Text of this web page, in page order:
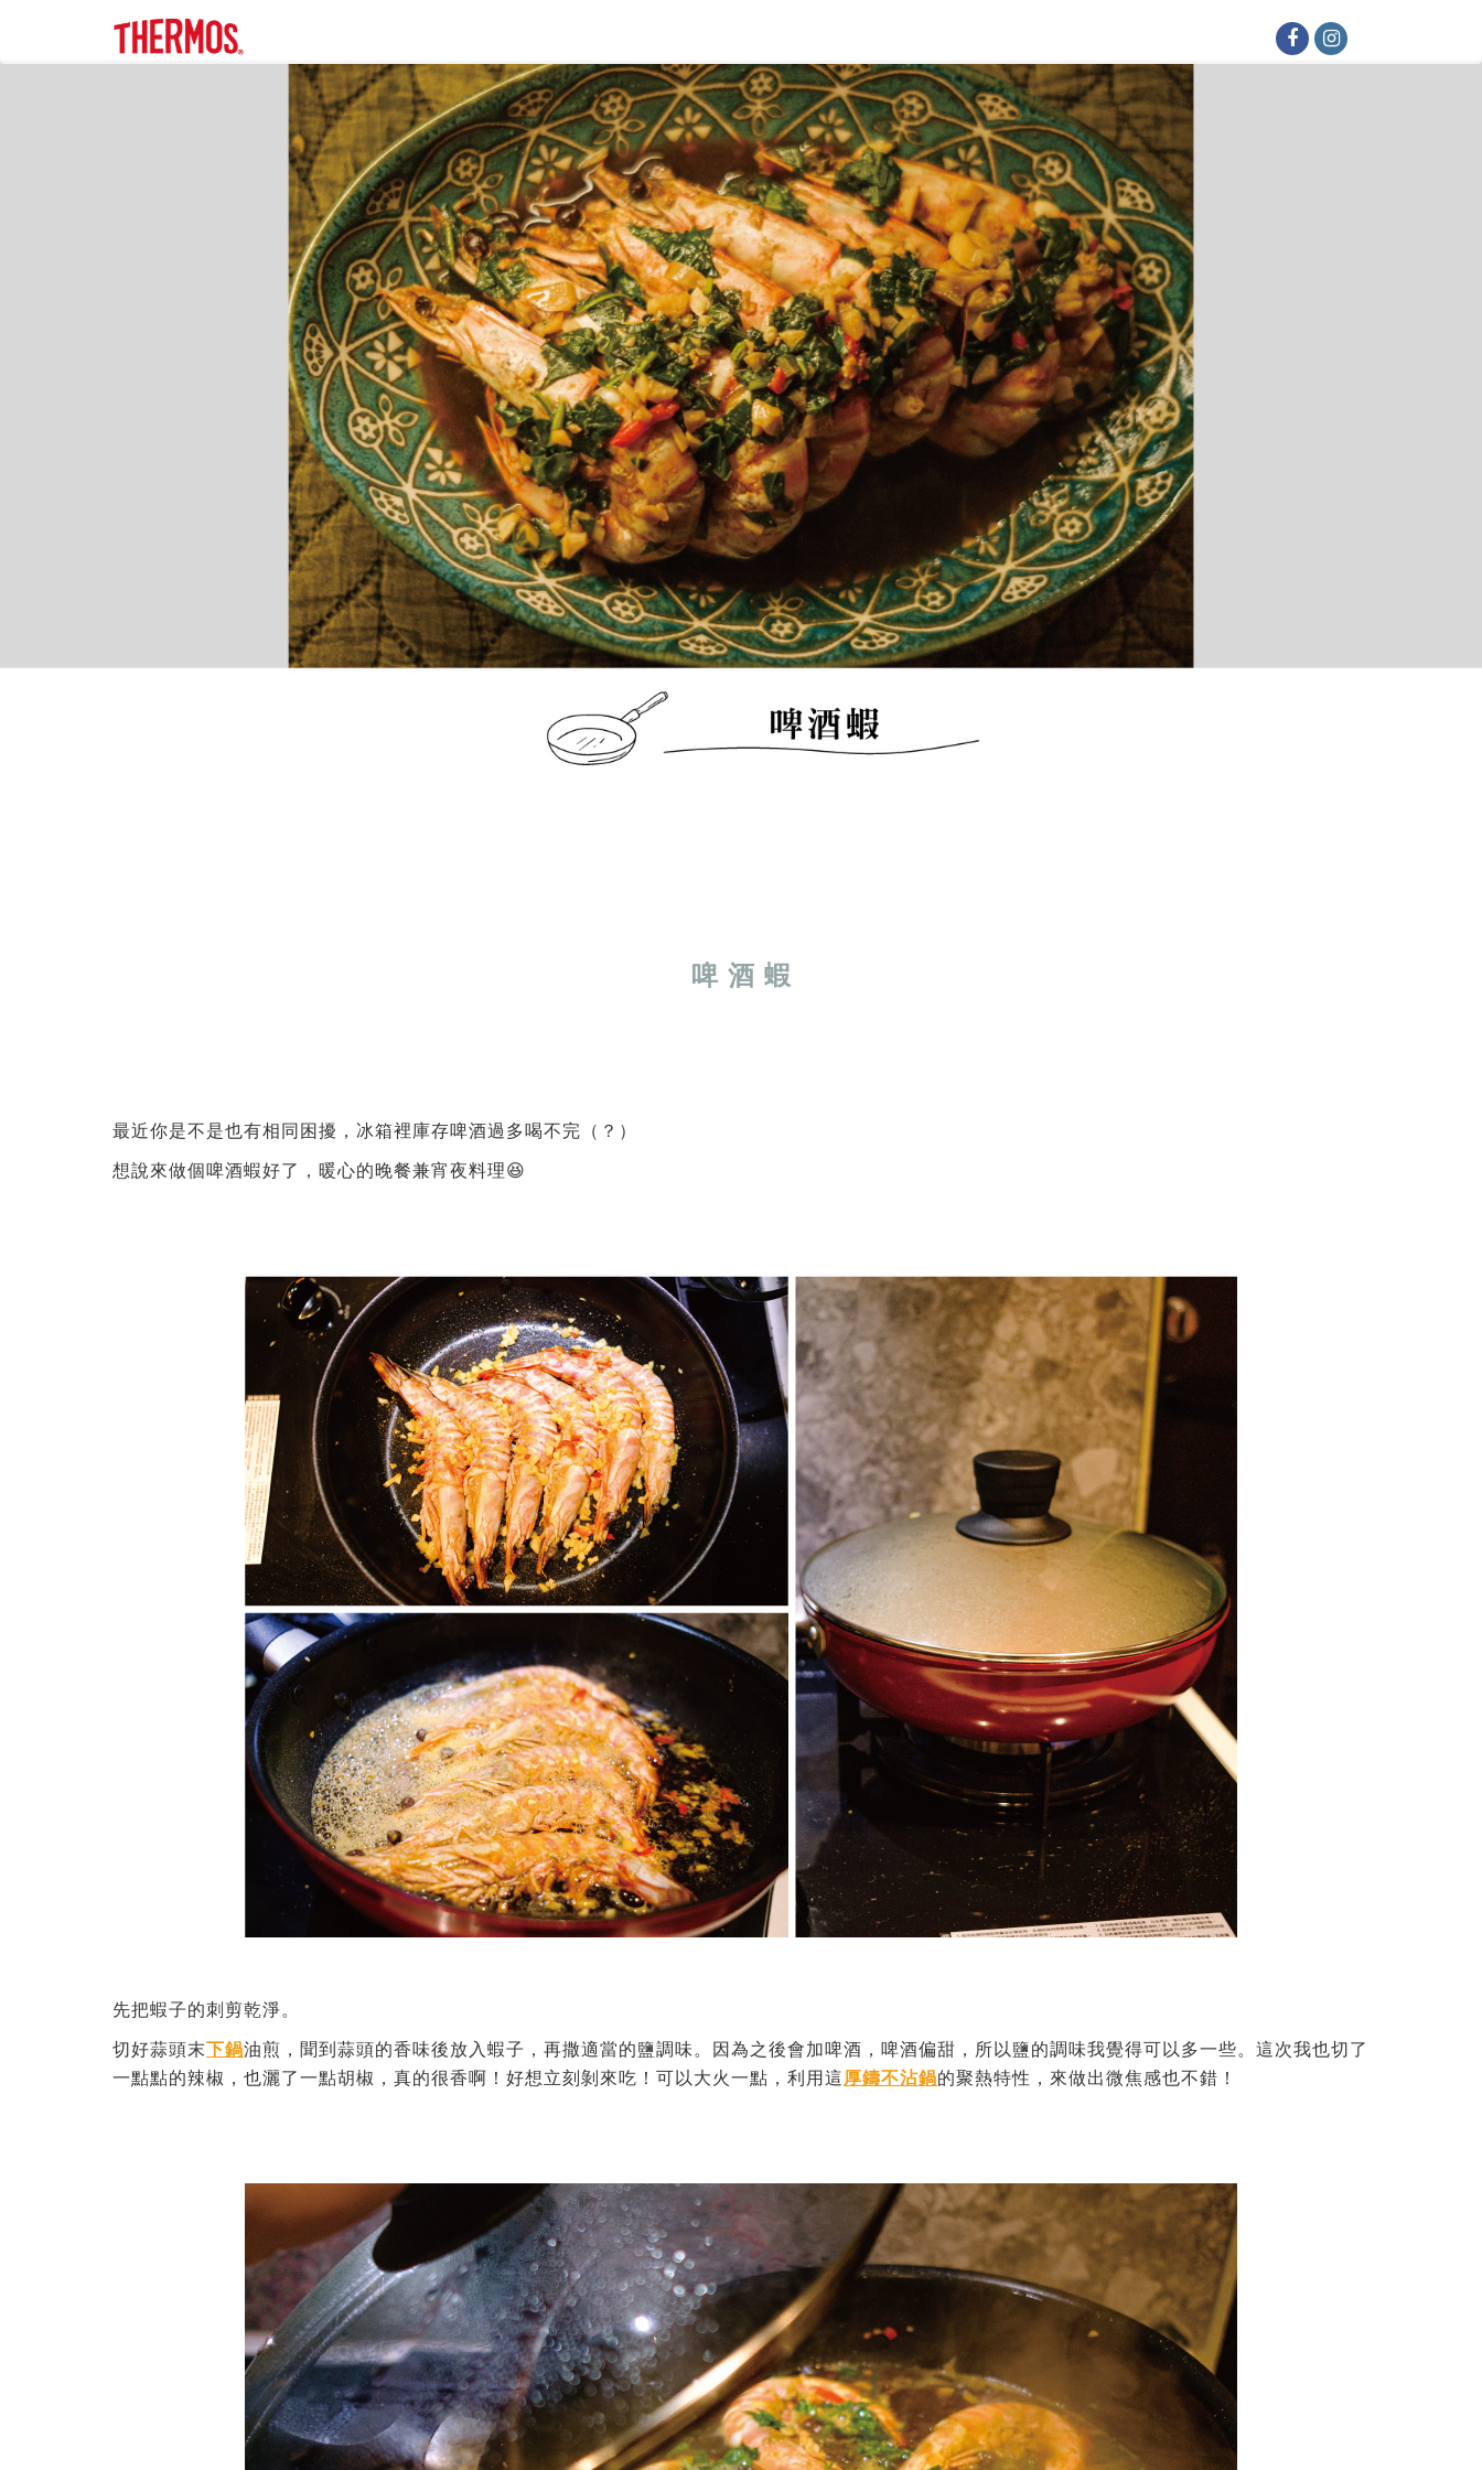
啤 酒 蝦
最近你是不是也有相同困擾，冰箱裡庫存啤酒過多喝不完（？）
想說來做個啤酒蝦好了，暖心的晚餐兼宵夜料理😆
先把蝦子的刺剪乾淨。
切好蒜頭末下鍋油煎，聞到蒜頭的香味後放入蝦子，再撒適當的鹽調味。因為之後會加啤酒，啤酒偏甜，所以鹽的調味我覺得可以多一些。這次我也切了
一點點的辣椒，也灑了一點胡椒，真的很香啊！好想立刻剝來吃！可以大火一點，利用這厚鑄不沾鍋的聚熱特性，來做出微焦感也不錯！